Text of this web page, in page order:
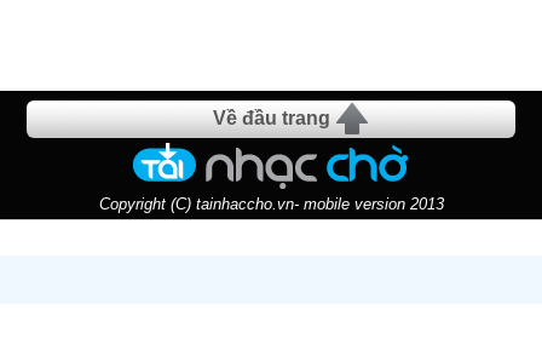
Về đầu trang
Copyright (C) tainhaccho.vn- mobile version 2013